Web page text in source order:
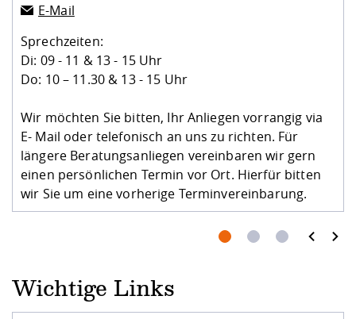
E-Mail
Sprechzeiten:
Di: 09 - 11 & 13 - 15 Uhr
Do: 10 – 11.30 & 13 - 15 Uhr
Wir möchten Sie bitten, Ihr Anliegen vorrangig via
E- Mail oder telefonisch an uns zu richten. Für
längere Beratungsanliegen vereinbaren wir gern
einen persönlichen Termin vor Ort. Hierfür bitten
wir Sie um eine vorherige Terminvereinbarung.
prev next
Wichtige Links